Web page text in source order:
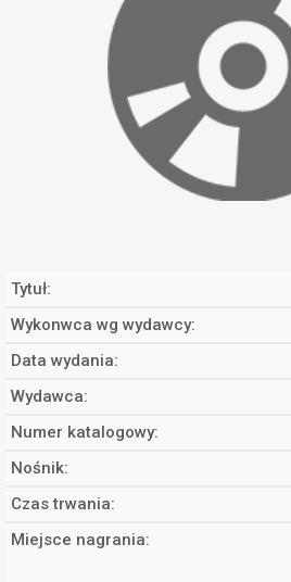
Tytuł:
Wykonwca wg wydawcy:
Data wydania:
Wydawca:
Numer katalogowy:
Nośnik:
Czas trwania:
Miejsce nagrania: